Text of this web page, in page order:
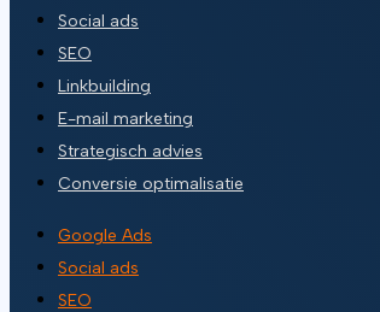
Social ads
SEO
Linkbuilding
E-mail marketing
Strategisch advies
Conversie optimalisatie
Google Ads
Social ads
SEO